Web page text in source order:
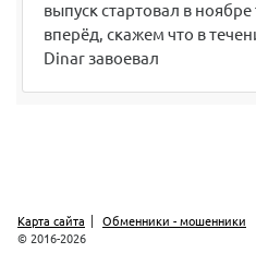
выпуск стартовал в ноябре
вперёд, скажем что в
Dinar завоевал
Карта сайта
Обменники - мошенники
© 2016-2026